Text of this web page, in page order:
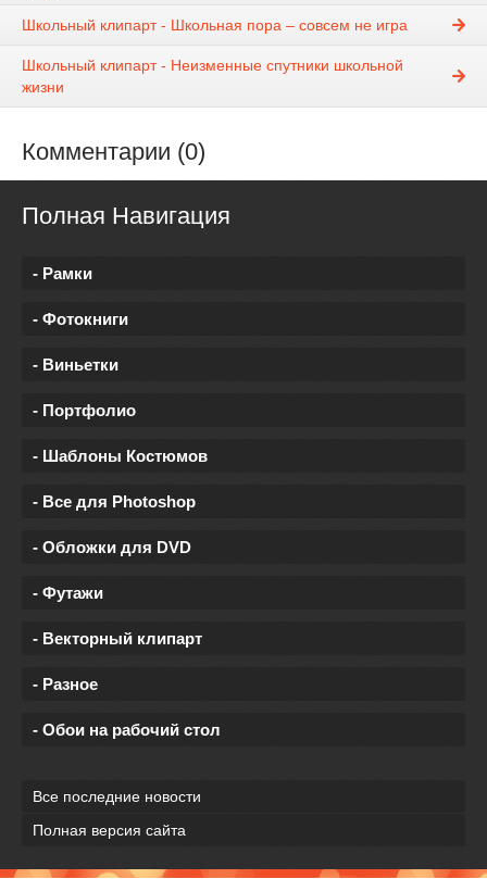
Школьный клипарт - Школьная пора – совсем не игра
Школьный клипарт - Неизменные спутники школьной
жизни
Комментарии (0)
Полная Навигация
- Рамки
- Фотокниги
- Виньетки
- Портфолио
- Шаблоны Костюмов
- Все для Photoshop
- Обложки для DVD
- Футажи
- Векторный клипарт
- Разное
- Обои на рабочий стол
Все последние новости
Полная версия сайта